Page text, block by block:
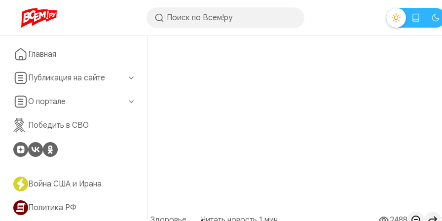
Главная
Публикация на сайте
О портале
Победить в СВО
Война США и Ирана
Политика РФ